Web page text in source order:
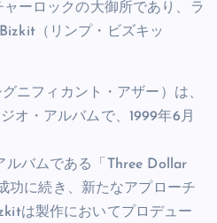
ーロックの大御所であり、ラ
（リンプ・ビズキッ
ニフィカント・アザー）は、
オ・アルバムで、1999年6月
ルバムである「Three Dollar
功に続き、新たなアプローチ
は製作においてプロデュー